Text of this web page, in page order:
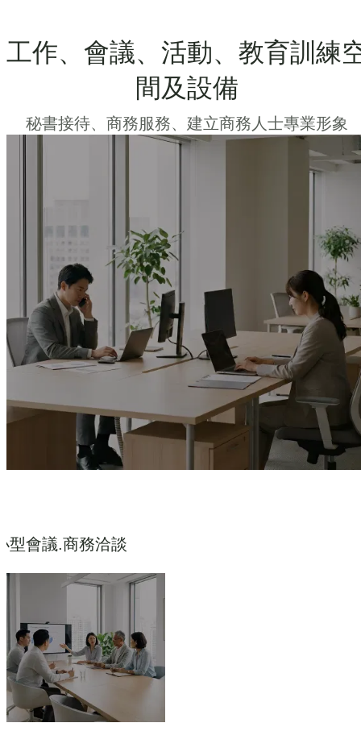
工作、會議、活動、教育訓練
間及設備
秘書接待、商務服務、建立商務人士專業形象
型會議.商務洽談